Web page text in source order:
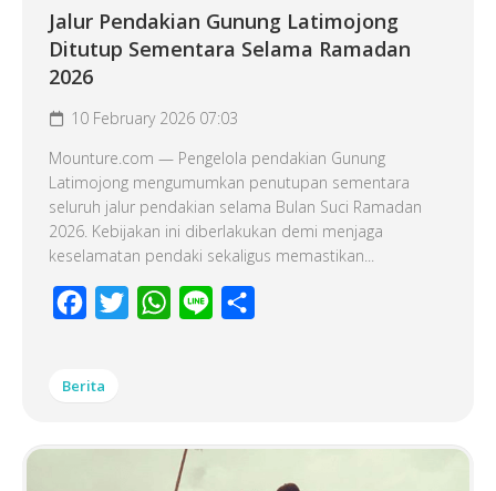
Jalur Pendakian Gunung Latimojong
Ditutup Sementara Selama Ramadan
2026
10 February 2026 07:03
Mounture.com — Pengelola pendakian Gunung
Latimojong mengumumkan penutupan sementara
seluruh jalur pendakian selama Bulan Suci Ramadan
2026. Kebijakan ini diberlakukan demi menjaga
keselamatan pendaki sekaligus memastikan...
Facebook
Twitter WhatsApp
Line
Berita